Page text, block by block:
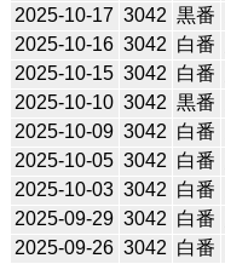
2025-10-17 3042 黒番
2025-10-16 3042 白番
2025-10-15 3042 白番
2025-10-10 3042 黒番
2025-10-09 3042 白番
2025-10-05 3042 白番
2025-10-03 3042 白番
2025-09-29 3042 白番
2025-09-26 3042 白番